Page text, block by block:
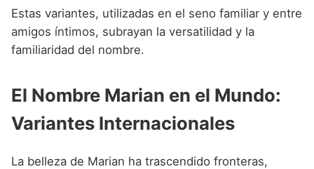
Estas variantes, utilizadas en el seno familiar y entre
amigos íntimos, subrayan la versatilidad y la
familiaridad del nombre.
El Nombre Marian en el Mundo:
Variantes Internacionales
La belleza de Marian ha trascendido fronteras,